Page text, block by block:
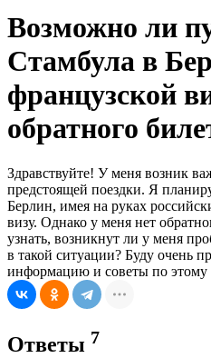
Возможно ли
Стамбула в
французской
обратного
Здравствуйте! У меня возник
предстоящей поездки. Я
Берлин, имея на руках
визу. Однако у меня нет
узнать, возникнут ли у меня
в такой ситуации? Буду очень
информацию и советы по этому
Ответы 7